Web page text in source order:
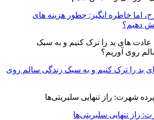
اما خاطره انگیز: چطور هزینه های
دهیم؟
بد را ترک کنیم و به سبک زندگی سالم روی
راز تنهایی سلبریتی‌ها